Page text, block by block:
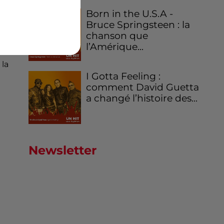
Born in the U.S.A -
Bruce Springsteen : la
chanson que
l’Amérique...
I Gotta Feeling :
comment David Guetta
a changé l’histoire des...
Newsletter